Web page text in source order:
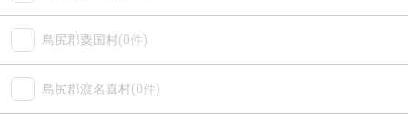
島尻郡粟国村(0件)
島尻郡渡名喜村(0件)